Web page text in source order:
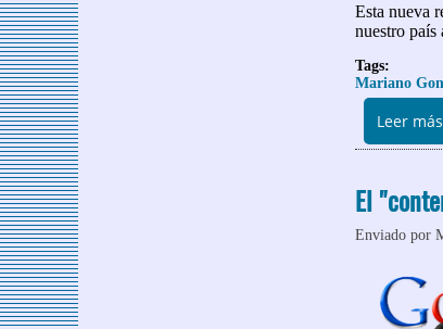
Esta nueva
nuestro país
Tags:
Mariano
Leer más
El
Enviado por